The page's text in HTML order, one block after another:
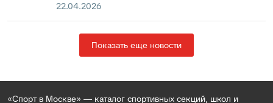
22.04.2026
Показать еще новости
«Спорт в Москве» — каталог спортивных секций, школ и